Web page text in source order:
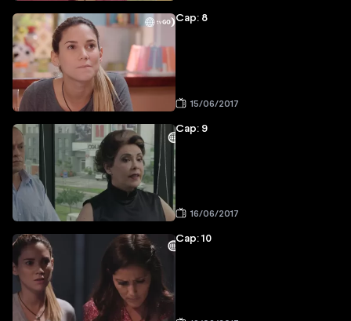
Cap: 8
15/06/2017
Cap: 9
16/06/2017
Cap: 10